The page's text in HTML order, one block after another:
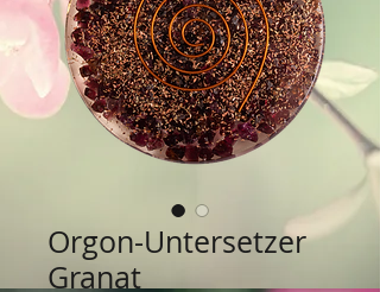
Orgon-Untersetzer
Granat